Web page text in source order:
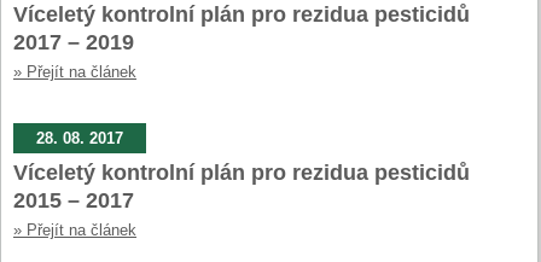
Víceletý kontrolní plán pro rezidua pesticidů
2017 – 2019
» Přejít na článek
28. 08. 2017
Víceletý kontrolní plán pro rezidua pesticidů
2015 – 2017
» Přejít na článek